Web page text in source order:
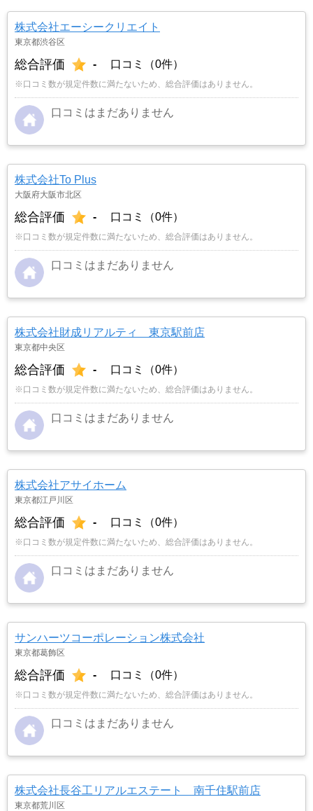
株式会社エーシークリエイト
東京都渋谷区
総合評価 - 口コミ（0件）
※口コミ数が規定件数に満たないため、総合評価はありません。
口コミはまだありません
株式会社To Plus
大阪府大阪市北区
総合評価 - 口コミ（0件）
※口コミ数が規定件数に満たないため、総合評価はありません。
口コミはまだありません
株式会社財成リアルティ 東京駅前店
東京都中央区
総合評価 - 口コミ（0件）
※口コミ数が規定件数に満たないため、総合評価はありません。
口コミはまだありません
株式会社アサイホーム
東京都江戸川区
総合評価 - 口コミ（0件）
※口コミ数が規定件数に満たないため、総合評価はありません。
口コミはまだありません
サンハーツコーポレーション株式会社
東京都葛飾区
総合評価 - 口コミ（0件）
※口コミ数が規定件数に満たないため、総合評価はありません。
口コミはまだありません
株式会社長谷工リアルエステート 南千住駅前店
東京都荒川区